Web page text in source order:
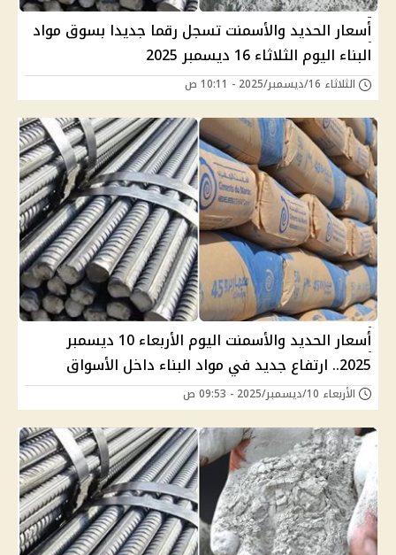
أسعار الحديد والأسمنت تسجل رقما جديدا بسوق مواد
البناء اليوم الثلاثاء 16 ديسمبر 2025
الثلاثاء 16/ديسمبر/2025 - 10:11 ص
أسعار الحديد والأسمنت اليوم الأربعاء 10 ديسمبر
2025.. ارتفاع جديد في مواد البناء داخل الأسواق
الأربعاء 10/ديسمبر/2025 - 09:53 ص